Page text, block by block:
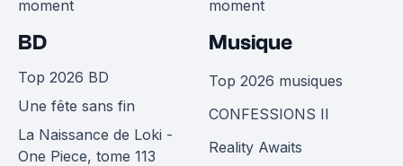
moment
moment
BD
Top 2026 BD
Une fête sans fin
La Naissance de Loki -
One Piece, tome 113
Musique
Top 2026 musiques
CONFESSIONS II
Reality Awaits